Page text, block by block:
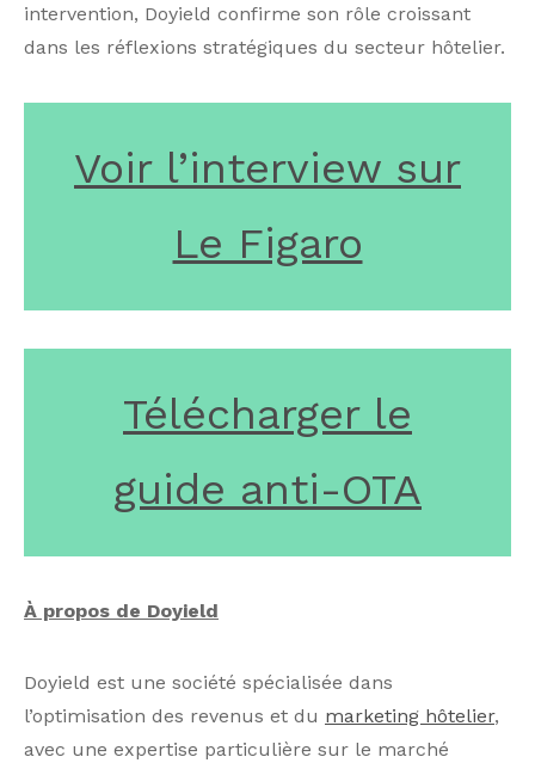
intervention, Doyield confirme son rôle croissant
dans les réflexions stratégiques du secteur hôtelier.
Voir l’interview sur
Le Figaro
Télécharger le
guide anti-OTA
À propos de Doyield
Doyield est une société spécialisée dans
l’optimisation des revenus et du marketing hôtelier,
avec une expertise particulière sur le marché